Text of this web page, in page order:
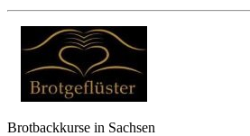
Brotbackkurse in Sachsen